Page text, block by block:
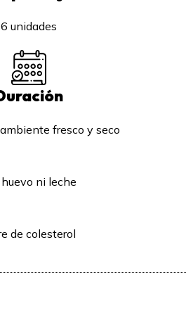
6 unidades
fresco y seco
ni leche
de colesterol